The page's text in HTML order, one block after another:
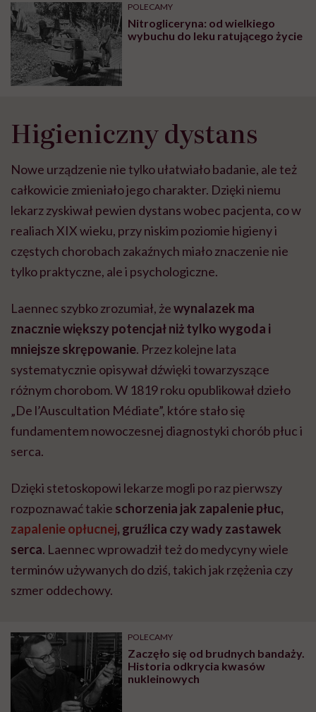
POLECAMY
Nitrogliceryna: od wielkiego
wybuchu do leku ratującego życie
Higieniczny dystans
Nowe urządzenie nie tylko ułatwiało badanie, ale też
całkowicie zmieniało jego charakter. Dzięki niemu
lekarz zyskiwał pewien dystans wobec pacjenta, co w
realiach XIX wieku, przy niskim poziomie higieny i
częstych chorobach zakaźnych miało znaczenie nie
tylko praktyczne, ale i psychologiczne.
Laennec szybko zrozumiał, żewynalazek ma
znacznie większy potencjał niż tylko wygoda i
mniejsze skrępowanie. Przez kolejne lata
systematycznie opisywał dźwięki towarzyszące
różnym chorobom. W 1819 roku opublikował dzieło
„De l’Auscultation Médiate”, które stało się
fundamentem nowoczesnej diagnostyki chorób płuc i
serca.
Dzięki stetoskopowi lekarze mogli po raz pierwszy
rozpoznawać takie schorzenia jak zapalenie płuc,
zapalenie opłucnej, gruźlica czy wady zastawek
serca. Laennec wprowadził też do medycyny wiele
terminów używanych do dziś, takich jak rzężenia czy
szmer oddechowy.
POLECAMY
Zaczęło się od brudnych bandaży.
Historia odkrycia kwasów
nukleinowych